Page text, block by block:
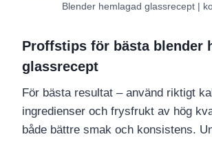
Blender hemlagad glassrecept |
Proffstips för bästa blender
glassrecept
För bästa resultat – använd riktigt
ingredienser och frysfrukt av hög
både bättre smak och konsistens.